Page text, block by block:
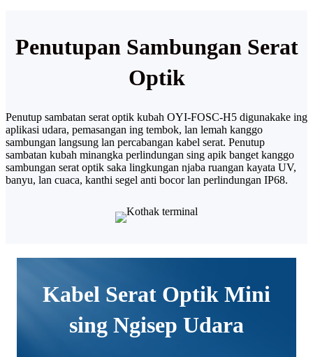
Penutupan Sambungan Serat
Optik
Penutup sambatan serat optik kubah OYI-FOSC-H5 digunakake ing
aplikasi udara, pemasangan ing tembok, lan lemah kanggo
sambungan langsung lan percabangan kabel serat. Penutup
sambatan kubah minangka perlindungan sing apik banget kanggo
sambungan serat optik saka lingkungan njaba ruangan kayata UV,
banyu, lan cuaca, kanthi segel anti bocor lan perlindungan IP68.
Kabel Serat Optik Mini
sing Ngisep Udara